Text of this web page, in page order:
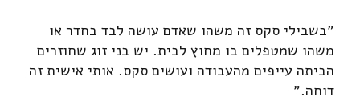
"בשבילי סקס זה משהו שאדם עושה לבד בחדר או
משהו שמטפלים בו מחוץ לבית. יש בני זוג שחוזרים
הביתה עייפים מהעבודה ועושים סקס. אותי אישית זה
דוחה."